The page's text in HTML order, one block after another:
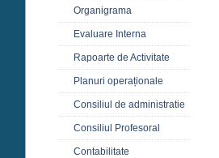
Organigrama
Evaluare Interna
Rapoarte de Activitate
Planuri operaționale
Consiliul de administratie
Consiliul Profesoral
Contabilitate